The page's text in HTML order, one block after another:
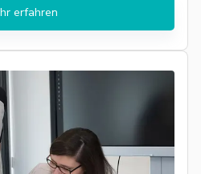
erfahren